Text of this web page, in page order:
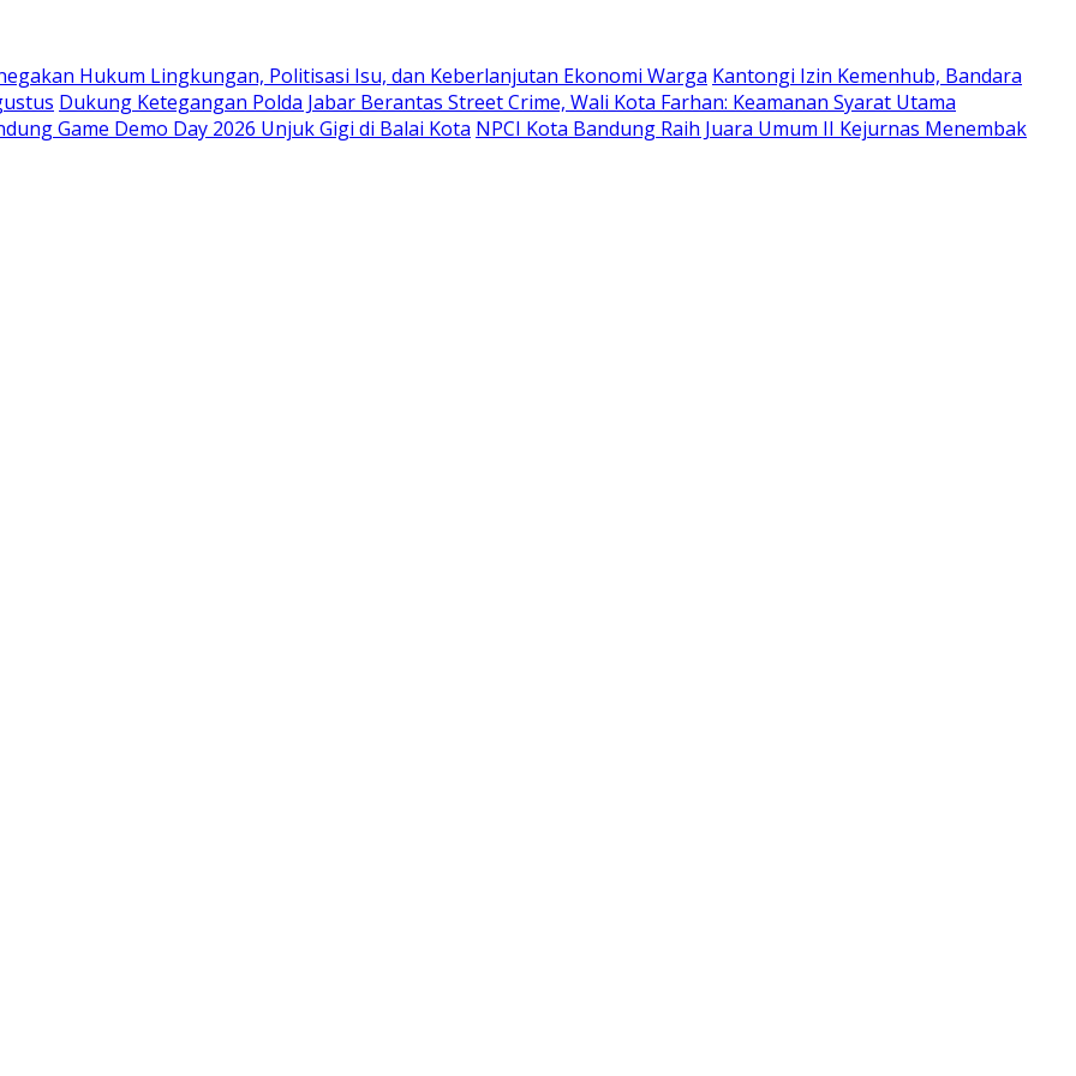
Hukum Lingkungan, Politisasi Isu, dan Keberlanjutan Ekonomi Warga Kantongi Izin Kemenhub, Bandara
Dukung Ketegangan Polda Jabar Berantas Street Crime, Wali Kota Farhan: Keamanan Syarat Utama
Game Demo Day 2026 Unjuk Gigi di Balai Kota NPCI Kota Bandung Raih Juara Umum II Kejurnas Menembak